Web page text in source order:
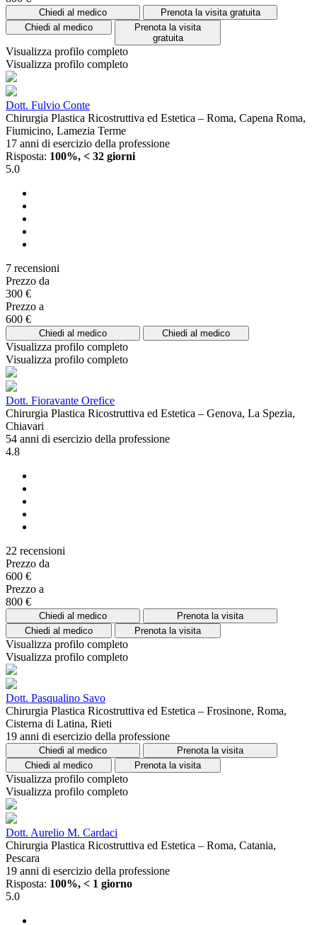
Chiedi al medico
Prenota la visita gratuita
Chiedi al medico
Prenota la visita
gratuita
Visualizza profilo completo
Visualizza profilo completo
Dott. Fulvio Conte
Chirurgia Plastica Ricostruttiva ed Estetica – Roma, Capena Roma,
Fiumicino, Lamezia Terme
17 anni di esercizio della professione
Risposta: 100%, < 32 giorni
5.0
7 recensioni
Prezzo da
300 €
Prezzo a
600 €
Chiedi al medico Chiedi al medico
Visualizza profilo completo
Visualizza profilo completo
Dott. Fioravante Orefice
Chirurgia Plastica Ricostruttiva ed Estetica – Genova, La Spezia,
Chiavari
54 anni di esercizio della professione
4.8
22 recensioni
Prezzo da
600 €
Prezzo a
800 €
Chiedi al medico
Prenota la visita
Chiedi al medico
Prenota la visita
Visualizza profilo completo
Visualizza profilo completo
Dott. Pasqualino Savo
Chirurgia Plastica Ricostruttiva ed Estetica – Frosinone, Roma,
Cisterna di Latina, Rieti
19 anni di esercizio della professione
Chiedi al medico
Prenota la visita
Chiedi al medico
Prenota la visita
Visualizza profilo completo
Visualizza profilo completo
Dott. Aurelio M. Cardaci
Chirurgia Plastica Ricostruttiva ed Estetica – Roma, Catania,
Pescara
19 anni di esercizio della professione
Risposta: 100%, < 1 giorno
5.0